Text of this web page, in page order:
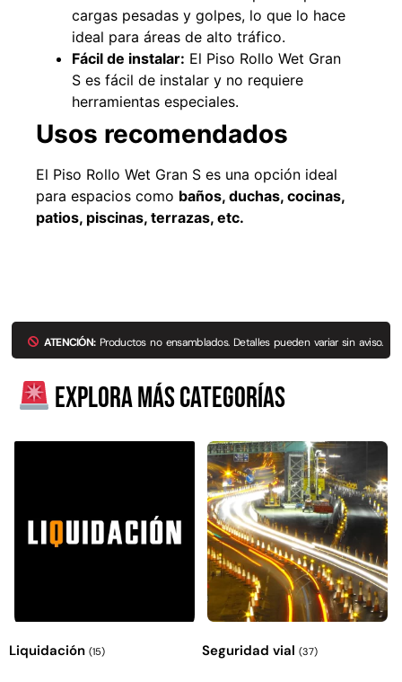
cargas pesadas y golpes, lo que lo hace
ideal para áreas de alto tráfico.
Fácil de instalar: El Piso Rollo Wet Gran
S es fácil de instalar y no requiere
herramientas especiales.
Usos recomendados
El Piso Rollo Wet Gran S es una opción ideal
para espacios como baños, duchas, cocinas,
patios, piscinas, terrazas, etc.
ATENCIÓN:Productos no ensamblados. Detalles pueden variar sin aviso.
Explora más categorías
Liquidación (15) Seguridad vial (37)
Agregar al carrito